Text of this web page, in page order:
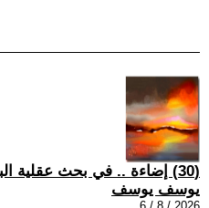
(30) إضاءة .. في بحث عقلية البنية الشخصية للفرد
يوسف يوسف